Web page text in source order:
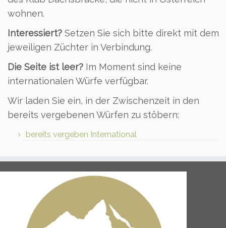
wohnen.
Interessiert? Setzen Sie sich bitte direkt mit dem
jeweiligen Züchter in Verbindung.
Die Seite ist leer? Im Moment sind keine
internationalen Würfe verfügbar.
Wir laden Sie ein, in der Zwischenzeit in den
bereits vergebenen Würfen zu stöbern:
bereits vergeben International